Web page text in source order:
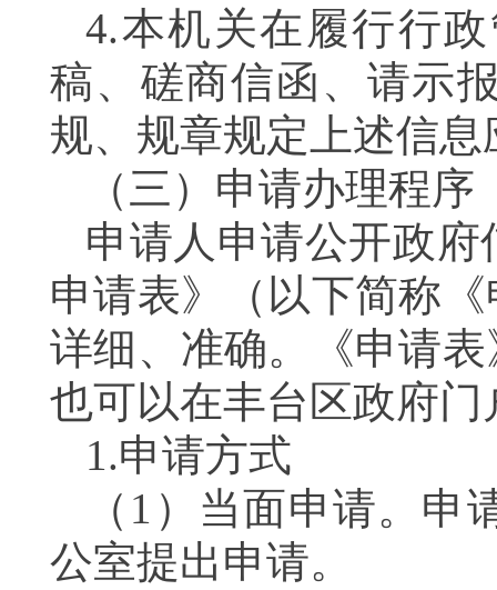
4.本机关在履行行
稿、磋商信函、请示
规、规章规定上述信
（三）申请办理程
申请人申请公开政
申请表》（以下简称
详细、准确。《申请
也可以在丰台区政府
1.申请方式
（1）当面申请。
公室提出申请。